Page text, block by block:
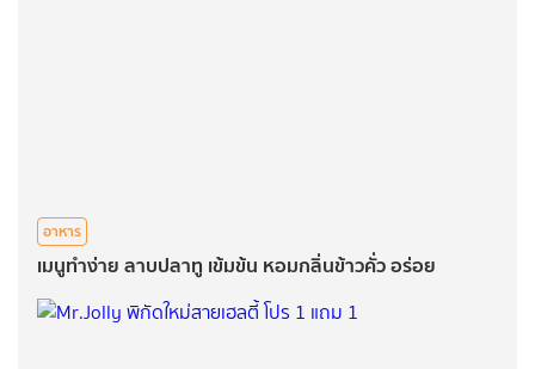
อาหาร
เมนูทำง่าย ลาบปลาทู เข้มข้น หอมกลิ่นข้าวคั่ว อร่อย